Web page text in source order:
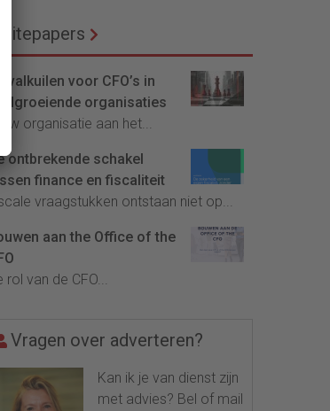
valkuilen voor CFO’s in
organisaties
organisatie aan het...
ontbrekende schakel
finance en fiscaliteit
vraagstukken ontstaan niet op...
aan the Office of the
rol van de CFO...
Vragen over adverteren?
Kan ik je van dienst zijn
met advies? Bel of mail